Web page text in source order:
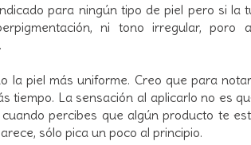
para ningún tipo de piel pero si la
ni tono irregular,
la piel más uniforme. Creo que para
tiempo. La sensación al aplicarlo no es
percibes que algún producto te
sólo pica un poco al principio.